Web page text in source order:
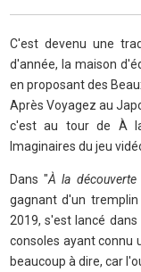
C'est devenu une
d'année, la maison
en proposant des
Après Voyagez au
c'est au tour de À
Imaginaires du jeu
Dans "À la
gagnant d'un
2019, s'est lancé
consoles ayant connu
beaucoup à dire, car